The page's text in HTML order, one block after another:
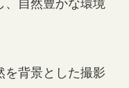
、自然豊かな環境
を背景とした撮影